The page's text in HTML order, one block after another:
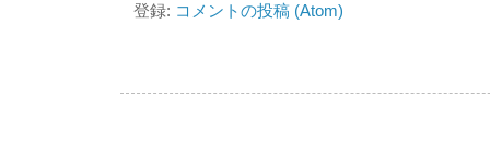
登録: コメントの投稿 (Atom)